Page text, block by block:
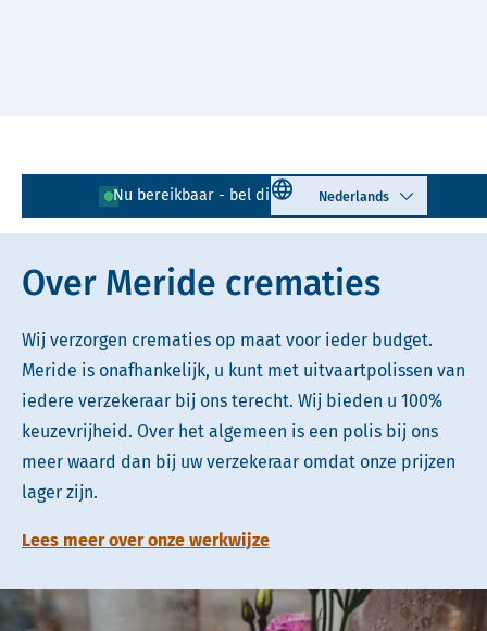
Nu bereikbaar - bel direct! 085 - 401 81 23
Select language
Lees voor Uitleg woorden
Simpele tekst
Over Meride crematies
Wij verzorgen crematies op maat voor ieder budget.
Meride is onafhankelijk, u kunt met uitvaartpolissen van
iedere verzekeraar bij ons terecht. Wij bieden u 100%
keuzevrijheid. Over het algemeen is een polis bij ons
meer waard dan bij uw verzekeraar omdat onze prijzen
lager zijn.
Lees meer over onze werkwijze